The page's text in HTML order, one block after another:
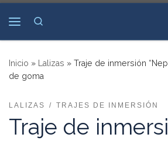
Saltar al contenido
Inicio » Lalizas » Traje de inmersión
de goma
LALIZAS TRAJES DE INMERSIÓN
Traje de